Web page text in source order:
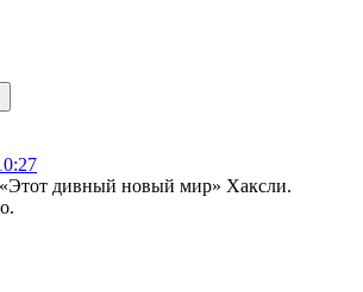
дивный новый мир» Хаксли.